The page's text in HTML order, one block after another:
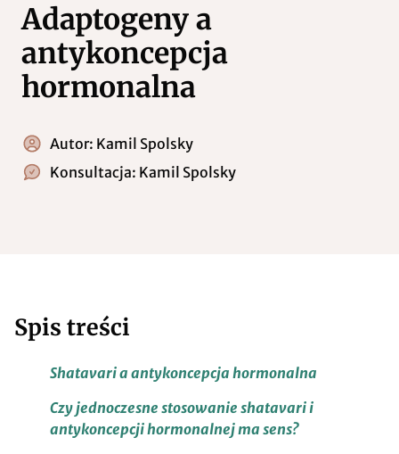
Adaptogeny a
antykoncepcja
hormonalna
Autor: Kamil Spolsky
Konsultacja: Kamil Spolsky
Spis treści
Shatavari a antykoncepcja hormonalna
Czy jednoczesne stosowanie shatavari i
antykoncepcji hormonalnej ma sens?